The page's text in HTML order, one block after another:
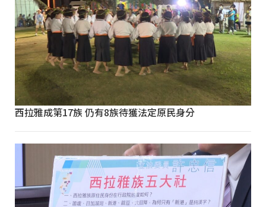
西拉雅成第17族 仍有8族待獲法定原民身分